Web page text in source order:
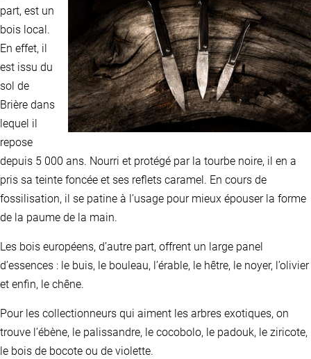
part, est un
bois local.
En effet, il
est issu du
sol de
Brière dans
lequel il
repose
depuis 5 000 ans. Nourri et protégé par la tourbe noire, il en a
pris sa teinte foncée et ses reflets caramel. En cours de
fossilisation, il se patine à l’usage pour mieux épouser la forme
de la paume de la main.
Les bois européens, d’autre part, offrent un large panel
d’essences : le buis, le bouleau, l’érable, le hêtre, le noyer, l’olivier
et enfin, le chêne.
Pour les collectionneurs qui aiment les arbres exotiques, on
trouve l’ébène, le palissandre, le cocobolo, le padouk, le ziricote,
le bois de bocote ou de violette.